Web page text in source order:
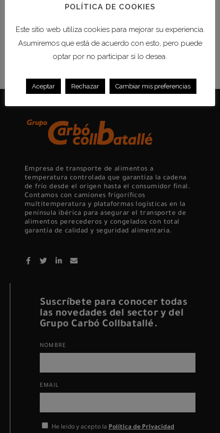
logística va de la mano del...
READ MORE
Empresa de transporte de alimentos a
temperatura controlada que garantiza la cadena
de frío desde el origen hasta el consumidor final.
Contamos con camiones frigoríficos
multitemperatura y plataformas logísticas en la
península ibérica para asegurar el transporte de
alimentos perecederos y congelados con total
garantía de calidad y seguridad alimentaria.
Suscríbete para conocer todas
las novedades del sector y del
Grupo Carbó Collbatallé.
NOMBRE
EMAIL
He leído y acepto la Política de Privacidad
POLÍTICA DE COOKIES
Este sitio web utiliza cookies para mejorar su experiencia.
Asumiremos que está de acuerdo con esto, pero puede
optar por no participar si lo desea.
Aceptar Rechazar Cambiar mis preferencias